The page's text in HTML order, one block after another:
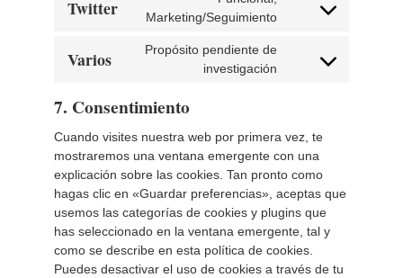
google-
Twitter
Marketing/Seguimiento
Consent
service
Varios
Propósito pendiente de
investigación
Consent
7. Consentimiento
Cuando visites nuestra web por primera vez, te
mostraremos una ventana emergente con una
explicación sobre las cookies. Tan pronto como
hagas clic en «Guardar preferencias», aceptas que
usemos las categorías de cookies y plugins que
has seleccionado en la ventana emergente, tal y
como se describe en esta política de cookies.
Puedes desactivar el uso de cookies a través de tu